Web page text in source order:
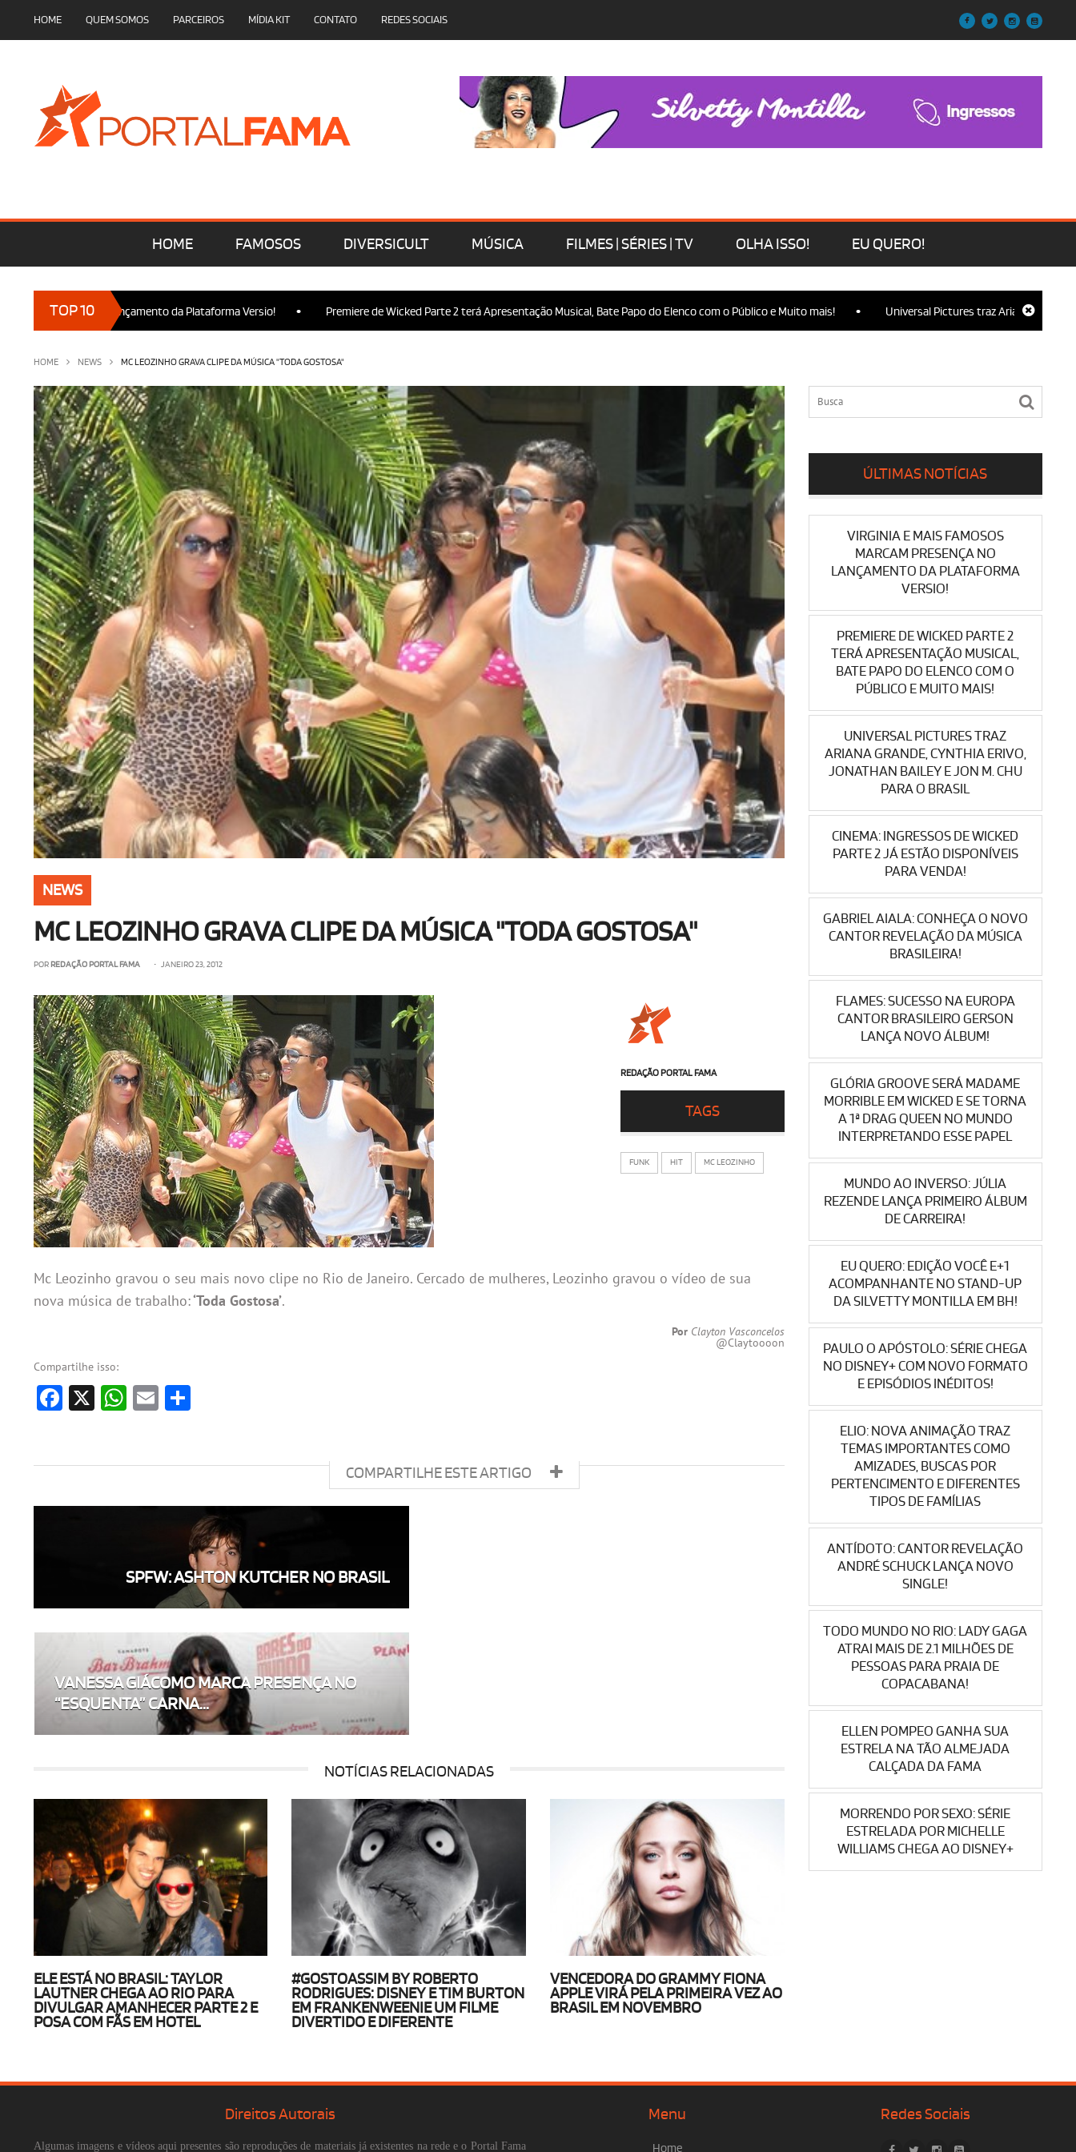
HOME QUEM SOMOS PARCEIROS MÍDIA KIT CONTATO REDES SOCIAIS
HOME FAMOSOS DIVERSICULT MÚSICA FILMES | SÉRIES | TV OLHA ISSO! EU QUERO!
TOP 10
no Lançamento da Plataforma Versio! • Premiere de Wicked Parte 2 terá Apresentação Musical, Bate Papo do Elenco com o Público e Muito mais! • Universal Pictures traz Ariana Grande, Cynthia
HOME NEWS MC LEOZINHO GRAVA CLIPE DA MÚSICA "TODA GOSTOSA"
NEWS
MC LEOZINHO GRAVA CLIPE DA MÚSICA "TODA GOSTOSA"
POR REDAÇÃO PORTAL FAMA • JANEIRO 23, 2012
REDAÇÃO PORTAL FAMA
TAGS
FUNK HIT MC LEOZINHO
Mc Leozinho gravou o seu mais novo clipe no Rio de Janeiro. Cercado de mulheres, Leozinho gravou o vídeo de sua
nova música de trabalho:‘Toda Gostosa’.
PorClayton Vasconcelos
@Claytoooon
Compartilhe isso:
Facebook
X WhatsApp
Email
COMPARTILHE ESTE ARTIGO
SPFW: ASHTON KUTCHER NO BRASIL
VANESSA GIÁCOMO MARCA PRESENÇA NO
“ESQUENTA” CARNA...
NOTÍCIAS RELACIONADAS
ELE ESTÁ NO BRASIL: TAYLOR
LAUTNER CHEGA AO RIO PARA
DIVULGAR AMANHECER PARTE 2 E
POSA COM FÃS EM HOTEL
#GOSTOASSIM BY ROBERTO
RODRIGUES: DISNEY E TIM BURTON
EM FRANKENWEENIE UM FILME
DIVERTIDO E DIFERENTE
VENCEDORA DO GRAMMY FIONA
APPLE VIRÁ PELA PRIMEIRA VEZ AO
BRASIL EM NOVEMBRO
ÚLTIMAS NOTÍCIAS
VIRGINIA E MAIS FAMOSOS
MARCAM PRESENÇA NO
LANÇAMENTO DA PLATAFORMA
VERSIO!
PREMIERE DE WICKED PARTE 2
TERÁ APRESENTAÇÃO MUSICAL,
BATE PAPO DO ELENCO COM O
PÚBLICO E MUITO MAIS!
UNIVERSAL PICTURES TRAZ
ARIANA GRANDE, CYNTHIA ERIVO,
JONATHAN BAILEY E JON M. CHU
PARA O BRASIL
CINEMA: INGRESSOS DE WICKED
PARTE 2 JÁ ESTÃO DISPONÍVEIS
PARA VENDA!
GABRIEL AIALA: CONHEÇA O NOVO
CANTOR REVELAÇÃO DA MÚSICA
BRASILEIRA!
FLAMES: SUCESSO NA EUROPA
CANTOR BRASILEIRO GERSON
LANÇA NOVO ÁLBUM!
GLÓRIA GROOVE SERÁ MADAME
MORRIBLE EM WICKED E SE TORNA
A 1ª DRAG QUEEN NO MUNDO
INTERPRETANDO ESSE PAPEL
MUNDO AO INVERSO: JÚLIA
REZENDE LANÇA PRIMEIRO ÁLBUM
DE CARREIRA!
EU QUERO: EDIÇÃO VOCÊ E+1
ACOMPANHANTE NO STAND-UP
DA SILVETTY MONTILLA EM BH!
PAULO O APÓSTOLO: SÉRIE CHEGA
NO DISNEY+ COM NOVO FORMATO
E EPISÓDIOS INÉDITOS!
ELIO: NOVA ANIMAÇÃO TRAZ
TEMAS IMPORTANTES COMO
AMIZADES, BUSCAS POR
PERTENCIMENTO E DIFERENTES
TIPOS DE FAMÍLIAS
ANTÍDOTO: CANTOR REVELAÇÃO
ANDRÉ SCHUCK LANÇA NOVO
SINGLE!
TODO MUNDO NO RIO: LADY GAGA
ATRAI MAIS DE 2.1 MILHÕES DE
PESSOAS PARA PRAIA DE
COPACABANA!
ELLEN POMPEO GANHA SUA
ESTRELA NA TÃO ALMEJADA
CALÇADA DA FAMA
MORRENDO POR SEXO: SÉRIE
ESTRELADA POR MICHELLE
WILLIAMS CHEGA AO DISNEY+
Direitos Autorais
Algumas imagens e vídeos aqui presentes são reproduções de materiais já existentes na rede e o Portal Fama
Menu
Home
Redes Sociais